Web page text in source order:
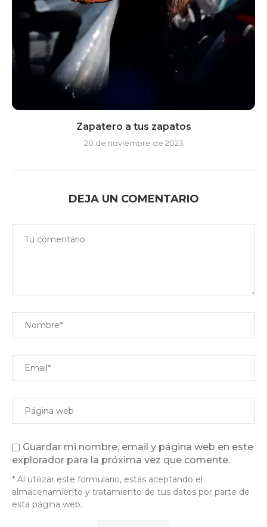
Zapatero a tus zapatos
20 de noviembre de 2023
DEJA UN COMENTARIO
Guardar mi nombre, email y página web en este
explorador para la próxima vez que comente.
* Al utilizar este formulario, estás aceptando el
almacenamiento y tratamiento de tus datos por parte de
esta página web.